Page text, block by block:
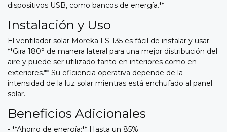
dispositivos USB, como bancos de energía.**
Instalación y Uso
El ventilador solar Moreka FS-135 es fácil de instalar y usar.
**Gira 180° de manera lateral para una mejor distribución del
aire y puede ser utilizado tanto en interiores como en
exteriores.** Su eficiencia operativa depende de la
intensidad de la luz solar mientras está enchufado al panel
solar.
Beneficios Adicionales
- **Ahorro de energía:** Hasta un 85%